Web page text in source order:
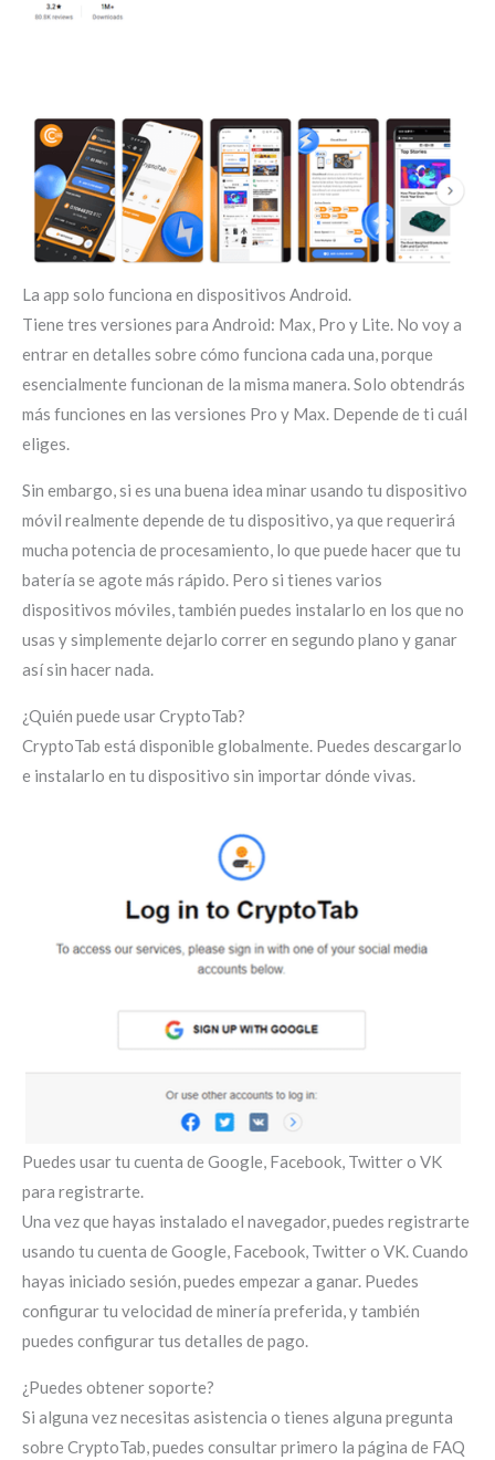
La app solo funciona en dispositivos Android.
Tiene tres versiones para Android: Max, Pro y Lite. No voy a
entrar en detalles sobre cómo funciona cada una, porque
esencialmente funcionan de la misma manera. Solo obtendrás
más funciones en las versiones Pro y Max. Depende de ti cuál
eliges.
Sin embargo, si es una buena idea minar usando tu dispositivo
móvil realmente depende de tu dispositivo, ya que requerirá
mucha potencia de procesamiento, lo que puede hacer que tu
batería se agote más rápido. Pero si tienes varios
dispositivos móviles, también puedes instalarlo en los que no
usas y simplemente dejarlo correr en segundo plano y ganar
así sin hacer nada.
¿Quién puede usar CryptoTab?
CryptoTab está disponible globalmente. Puedes descargarlo
e instalarlo en tu dispositivo sin importar dónde vivas.
Puedes usar tu cuenta de Google, Facebook, Twitter o VK
para registrarte.
Una vez que hayas instalado el navegador, puedes registrarte
usando tu cuenta de Google, Facebook, Twitter o VK. Cuando
hayas iniciado sesión, puedes empezar a ganar. Puedes
configurar tu velocidad de minería preferida, y también
puedes configurar tus detalles de pago.
¿Puedes obtener soporte?
Si alguna vez necesitas asistencia o tienes alguna pregunta
sobre CryptoTab, puedes consultar primero la página de FAQ